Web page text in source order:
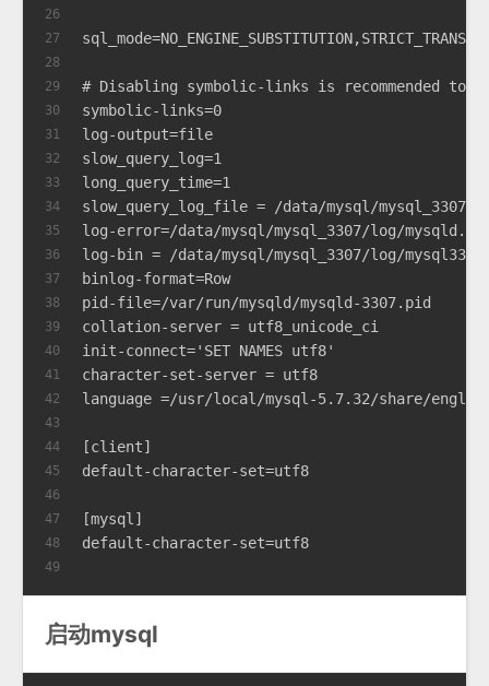
26
27
28
29
30
31
32
33
34
35
36
37
38
39
40
41
42
43
44
45
46
47
48
49
# Disabling symbolic-links is recommended to
symbolic-links=0
log-output=file
slow_query_log=1
long_query_time=1
slow_query_log_file = /data/mysql/mysql_3307/
log-error=/data/mysql/mysql_3307/log/
log-bin = /data/mysql/mysql_3307/log/
binlog-format=Row
pid-file=/var/run/mysqld/mysqld-3307.pid
collation-server = utf8_unicode_ci
init-connect='SET NAMES utf8'
character-set-server = utf8
language =/usr/local/mysql-5.7.32/share/
[client]
default-character-set=utf8
[mysql]
default-character-set=utf8
启动mysql